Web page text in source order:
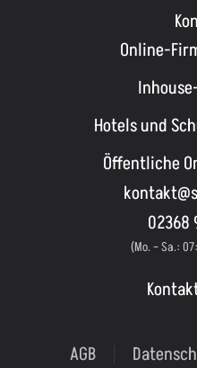
Online-
Hotels und
Öffentliche
02368
(Mo. – Sa.:
AGB